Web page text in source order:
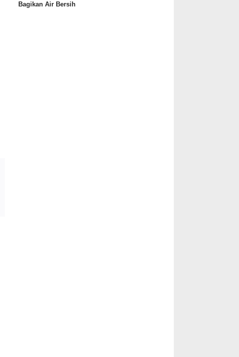
Bagikan Air Bersih